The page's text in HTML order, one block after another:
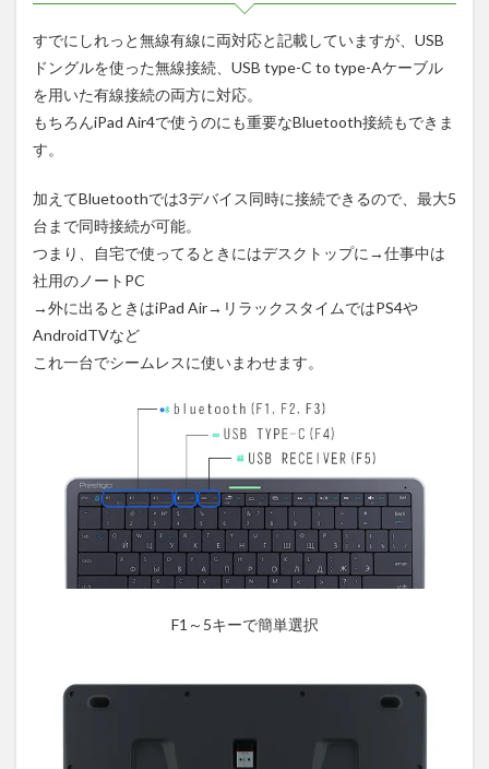
すでにしれっと無線有線に両対応と記載していますが、USB
ドングルを使った無線接続、USB type-C to type-Aケーブル
を用いた有線接続の両方に対応。
もちろんiPad Air4で使うのにも重要なBluetooth接続もできま
す。
加えてBluetoothでは3デバイス同時に接続できるので、最大5
台まで同時接続が可能。
つまり、自宅で使ってるときにはデスクトップに→仕事中は
社用のノートPC
→外に出るときはiPad Air→リラックスタイムではPS4や
AndroidTVなど
これ一台でシームレスに使いまわせます。
F1～5キーで簡単選択